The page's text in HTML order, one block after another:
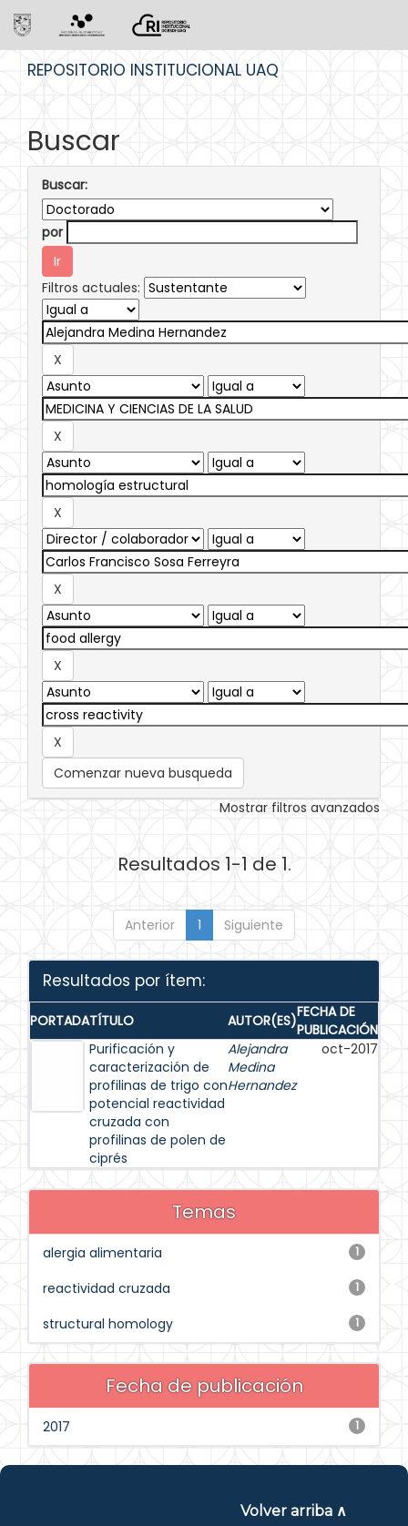
REPOSITORIO INSTITUCIONAL UAQ
Buscar
Buscar:
por
Filtros actuales:
Comenzar nueva busqueda
Mostrar filtros avanzados
Resultados 1-1 de 1.
Anterior 1 Siguiente
Resultados por ítem:
PORTADATÍTULO AUTOR(ES)FECHA DE
PUBLICACIÓN
Purificación y
caracterización de
profilinas de trigo con
potencial reactividad
cruzada con
profilinas de polen de
ciprés
Alejandra
Medina
Hernandez
oct-2017
Temas
1
alergia alimentaria
1
reactividad cruzada
1
structural homology
Fecha de publicación
1
2017
Volver arriba ∧